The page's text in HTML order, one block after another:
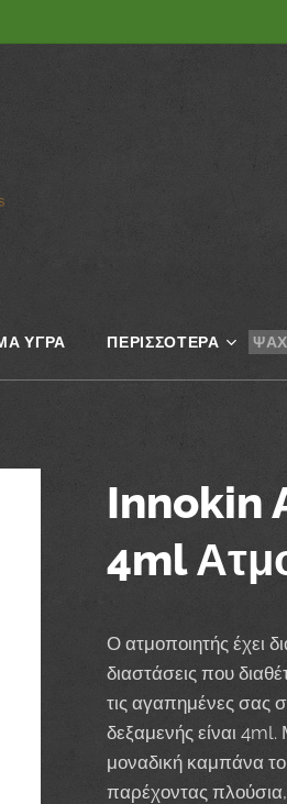
ΥΓΡΆ ΠΕΡΙΣΣΌΤΕΡΑ
Innokin
4ml
Ο ατμοποιητής έχει
διαστάσεις που
τις αγαπημένες σας
δεξαμενής είναι
μοναδική καμπάνα
παρέχοντας